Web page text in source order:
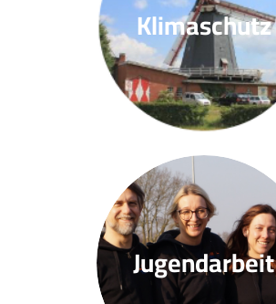
Klimaschutz
Jugendarbeit